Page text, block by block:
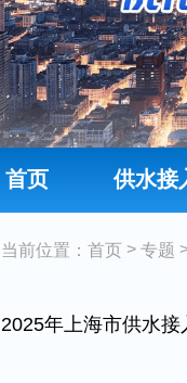
首页 供水接
当前位置： 首页 > 专题
2025年上海市供水